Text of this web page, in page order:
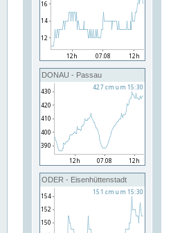
DONAU - Passau
ODER - Eisenhüttenstadt